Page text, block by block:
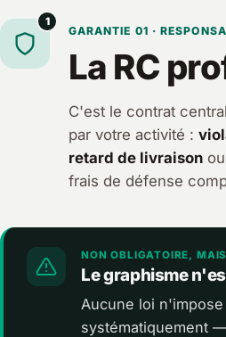
1
GARANTIE 01 ·
La RC
C'est le contrat
par votre activité :
retard de livraisonou
frais de défense
NON OBLIGATOIRE,
Le graphisme
Aucune loi
systématiquement